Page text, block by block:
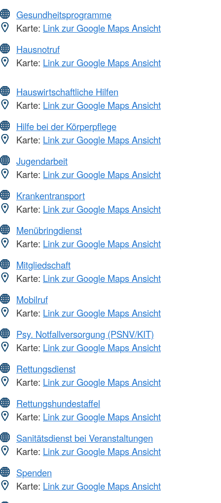
Gesundheitsprogramme
Karte: Link zur Google Maps Ansicht
Hausnotruf
Karte: Link zur Google Maps Ansicht
Hauswirtschaftliche Hilfen
Karte: Link zur Google Maps Ansicht
Hilfe bei der Körperpflege
Karte: Link zur Google Maps Ansicht
Jugendarbeit
Karte: Link zur Google Maps Ansicht
Krankentransport
Karte: Link zur Google Maps Ansicht
Menübringdienst
Karte: Link zur Google Maps Ansicht
Mitgliedschaft
Karte: Link zur Google Maps Ansicht
Mobilruf
Karte: Link zur Google Maps Ansicht
Psy. Notfallversorgung (PSNV/KIT)
Karte: Link zur Google Maps Ansicht
Rettungsdienst
Karte: Link zur Google Maps Ansicht
Rettungshundestaffel
Karte: Link zur Google Maps Ansicht
Sanitätsdienst bei Veranstaltungen
Karte: Link zur Google Maps Ansicht
Spenden
Karte: Link zur Google Maps Ansicht